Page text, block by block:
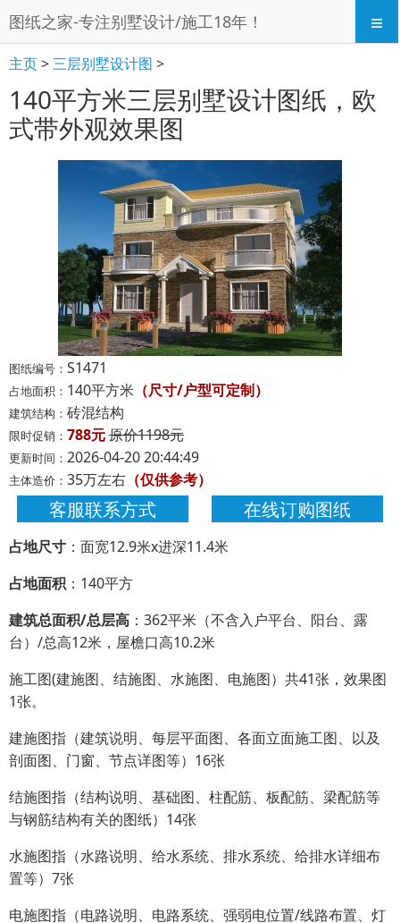
图纸之家-专注别墅设计/施工18年！ ≡
主页>三层别墅设计图 >
140平方米三层别墅设计图纸，欧
式带外观效果图
图纸编号： S1471
占地面积： 140平方米 （尺寸/户型可定制）
建筑结构： 砖混结构
限时促销： 788元原价1198元
更新时间： 2026-04-20 20:44:49
主体造价： 35万左右 （仅供参考）
客服联系方式 在线订购图纸
占地尺寸 ：面宽12.9米x进深11.4米
占地面积 ：140平方
建筑总面积/总层高 ：362平米（不含入户平台、阳台、露
台）/总高12米，屋檐口高10.2米
施工图(建施图、结施图、水施图、电施图）共41张，效果图
1张。
建施图指（建筑说明、每层平面图、各面立面施工图、以及
剖面图、门窗、节点详图等）16张
结施图指（结构说明、基础图、柱配筋、板配筋、梁配筋等
与钢筋结构有关的图纸）14张
水施图指（水路说明、给水系统、排水系统、给排水详细布
置等）7张
电施图指（电路说明、电路系统、强弱电位置/线路布置、灯